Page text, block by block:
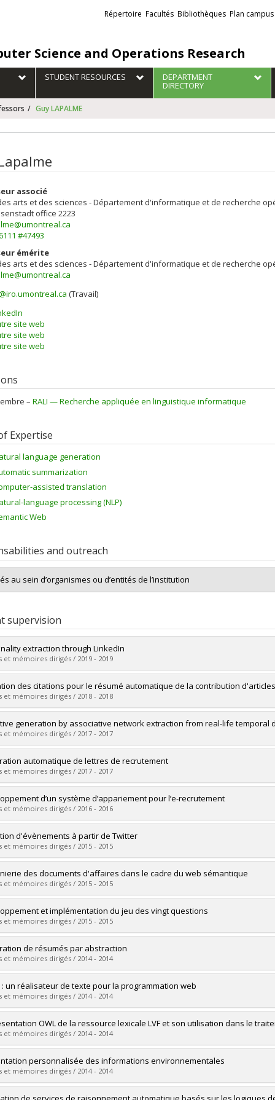
Science and Operations Research
Liens
externes
Répertoire Facultés Bibliothèques Plan campus
STUDENT RESOURCES DEPARTMENT
DIRECTORY
Guy LAPALME
associé
arts et des sciences - Département d'informatique et de recherche
office 2223
#47493
émérite
arts et des sciences - Département d'informatique et de recherche
(Travail)
site web
site web
site web
– RALI — Recherche appliquée en linguistique informatique
Expertise
language generation
summarization
assisted translation
language processing (NLP)
Web
and outreach
au sein d’organismes ou d’entités de l’institution
supervision
extraction through LinkedIn
et mémoires dirigés / 2019 - 2019
:Piedboeuf, Frédéric
Master's
:M. Sc.
le document dans Papyrus
des citations pour le résumé automatique de la contribution
et mémoires dirigés / 2018 - 2018
:Malenfant, Bruno
Doctoral
:Ph. D.
le document dans Papyrus
generation by associative network extraction from real-life temporal
et mémoires dirigés / 2017 - 2017
: Vaudry, Pierre-Luc
Doctoral
:Ph. D.
le document dans Papyrus
automatique de lettres de recrutement
et mémoires dirigés / 2017 - 2017
:Grand'Maison, Philippe
Master's
:M. Sc.
le document dans Papyrus
d’un système d’appariement pour l’e-recrutement
et mémoires dirigés / 2016 - 2016
:Dieng, Mamadou Alimou
Master's
:M. Sc.
le document dans Papyrus
d'évènements à partir de Twitter
et mémoires dirigés / 2015 - 2015
: Dridi, Houssem Eddine
Doctoral
:Ph. D.
le document dans Papyrus
des documents d'affaires dans le cadre du web sémantique
et mémoires dirigés / 2015 - 2015
:JridiI, Jamel Eddine
Doctoral
:Ph. D.
le document dans Papyrus
et implémentation du jeu des vingt questions
et mémoires dirigés / 2015 - 2015
: Chghoura, Karim
Master's
:M. Sc.
le document dans Papyrus
de résumés par abstraction
et mémoires dirigés / 2014 - 2014
:Genest, Pierre-Étienne
Doctoral
:Ph. D.
le document dans Papyrus
: un réalisateur de texte pour la programmation web
et mémoires dirigés / 2014 - 2014
:Daoust, Nicolas
Master's
:M. Sc.
le document dans Papyrus
OWL de la ressource lexicale LVF et son utilisation dans le
et mémoires dirigés / 2014 - 2014
:Abdi, Radia
Master's
:M. Sc.
le document dans Papyrus
personnalisée des informations environnementales
et mémoires dirigés / 2014 - 2014
:Mouine, Mohamed